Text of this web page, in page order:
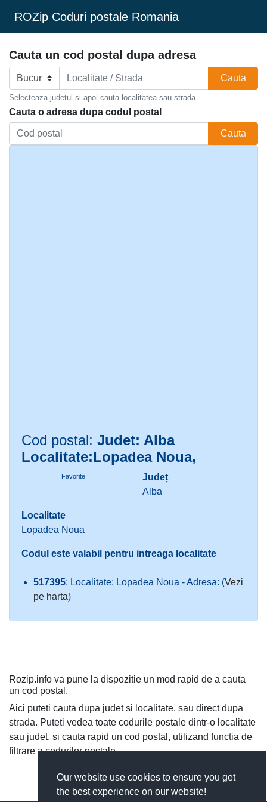
Our website use cookies to ensure you get
the best experience on our website!
ROZip Coduri postale Romania
Cauta un cod postal dupa adresa
Cauta
Selecteaza judetul si apoi cauta localitatea sau strada.
Cauta o adresa dupa codul postal
Cauta
Cod postal: Judet: Alba
Localitate:Lopadea Noua,
Favorite
Județ
Alba
Localitate
Lopadea Noua
Codul este valabil pentru intreaga localitate
517395: Localitate: Lopadea Noua - Adresa: (Vezi
pe harta)
Rozip.info va pune la dispozitie un mod rapid de a cauta
un cod postal.
Aici puteti cauta dupa judet si localitate, sau direct dupa
strada. Puteti vedea toate codurile postale dintr-o localitate
sau judet, si cauta rapid un cod postal, utilizand functia de
filtrare a codurilor postale.